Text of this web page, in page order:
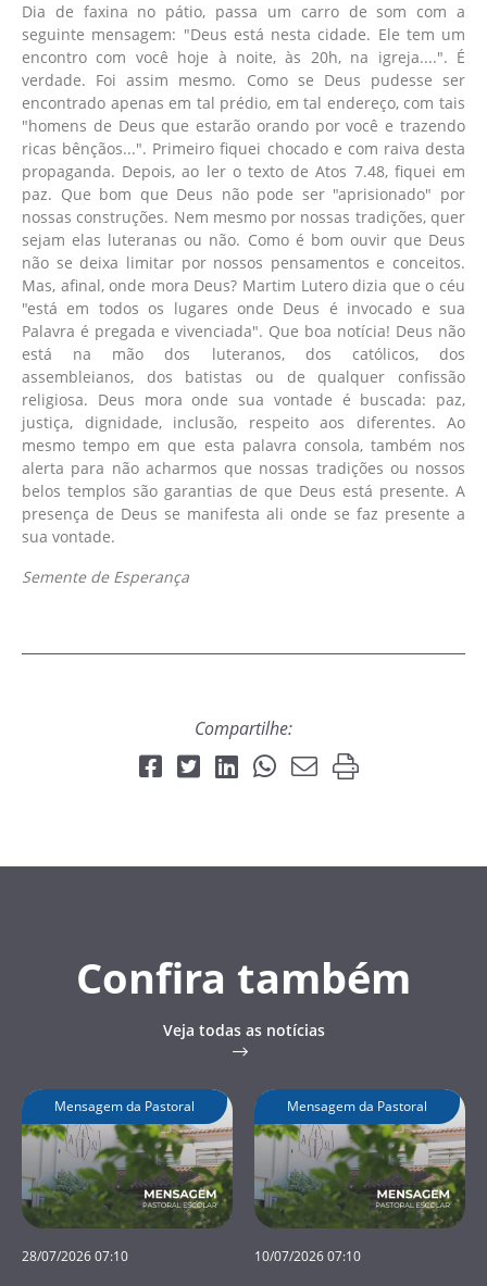
Dia de faxina no pátio, passa um carro de som com a
seguinte mensagem: "Deus está nesta cidade. Ele tem um
encontro com você hoje à noite, às 20h, na igreja....". É
verdade. Foi assim mesmo. Como se Deus pudesse ser
encontrado apenas em tal prédio, em tal endereço, com tais
"homens de Deus que estarão orando por você e trazendo
ricas bênçãos...". Primeiro fiquei chocado e com raiva desta
propaganda. Depois, ao ler o texto de Atos 7.48, fiquei em
paz. Que bom que Deus não pode ser "aprisionado" por
nossas construções. Nem mesmo por nossas tradições, quer
sejam elas luteranas ou não. Como é bom ouvir que Deus
não se deixa limitar por nossos pensamentos e conceitos.
Mas, afinal, onde mora Deus? Martim Lutero dizia que o céu
"está em todos os lugares onde Deus é invocado e sua
Palavra é pregada e vivenciada". Que boa notícia! Deus não
está na mão dos luteranos, dos católicos, dos
assembleianos, dos batistas ou de qualquer confissão
religiosa. Deus mora onde sua vontade é buscada: paz,
justiça, dignidade, inclusão, respeito aos diferentes. Ao
mesmo tempo em que esta palavra consola, também nos
alerta para não acharmos que nossas tradições ou nossos
belos templos são garantias de que Deus está presente. A
presença de Deus se manifesta ali onde se faz presente a
sua vontade.
Semente de Esperança
Compartilhe:
Confira também
Veja todas as notícias
Mensagem da Pastoral
28/07/2026 07:10
Mensagem da Pastoral
10/07/2026 07:10